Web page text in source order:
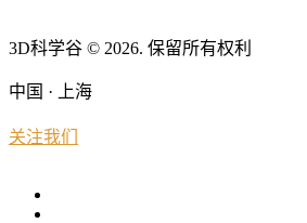
3D科学谷 © 2026. 保留所有权利
中国 · 上海
关注我们